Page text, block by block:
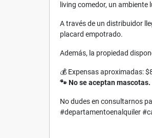
living comedor, un
A través de un distribuidor
placard empotrado.
Además, la propiedad
💰 Expensas aproximadas:
🐾 No se aceptan mascotas.
No dudes en consultarnos
#departamentoenalquiler